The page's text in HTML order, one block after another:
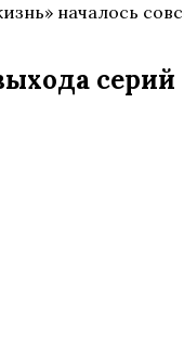
началось
серий